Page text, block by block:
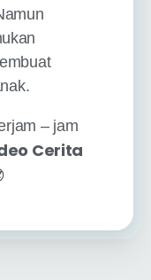
– jam
Cerita